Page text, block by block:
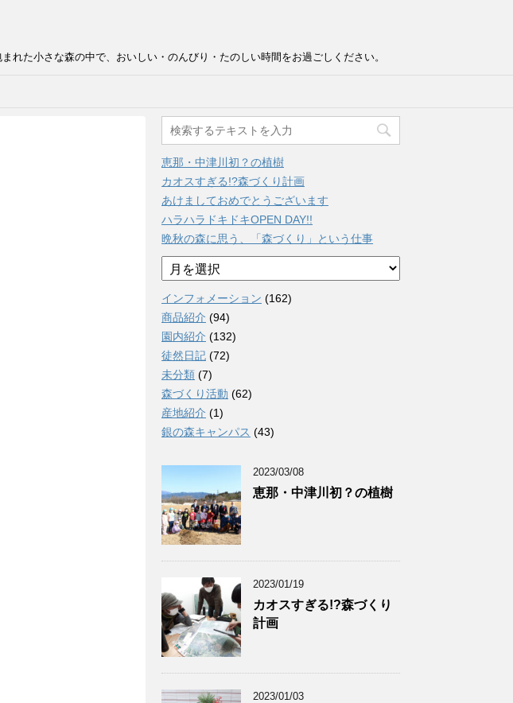
た小さな森の中で、おいしい・のんびり・たのしい時間をお過ごしください。
恵那・中津川初？の植樹
カオスすぎる!?森づくり計画
あけましておめでとうございます
ハラハラドキドキOPEN DAY!!
晩秋の森に思う、「森づくり」という仕事
ア
ー
カ
イ
ブ
インフォメーション (162)
商品紹介 (94)
園内紹介 (132)
徒然日記 (72)
未分類 (7)
森づくり活動 (62)
産地紹介 (1)
銀の森キャンパス (43)
2023/03/08
恵那・中津川初？の植樹
2023/01/19
カオスすぎる!?森づくり
計画
2023/01/03